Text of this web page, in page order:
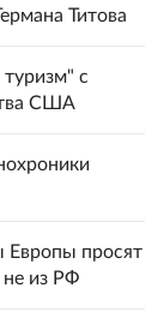
Титова
с
США
Европы просят
не из РФ